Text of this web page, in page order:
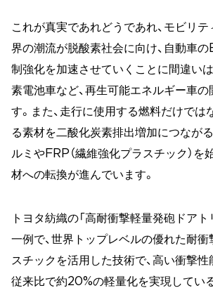
これが真実であれどうであれ、モビリ
界の潮流が脱酸素社会に向け、自動車
制強化を加速させていくことに間違いは
素電池車など、再生可能エネルギー車
す。また、走行に使用する燃料だけでは
る素材を二酸化炭素排出増加につなが
ルミやFRP（繊維強化プラスチック）を
材への転換が進んでいます。
トヨタ紡織の「高耐衝撃軽量発砲ドアト
一例で、世界トップレベルの優れた耐
スチックを活用した技術で、高い衝撃性
従来比で約20%の軽量化を実現してい